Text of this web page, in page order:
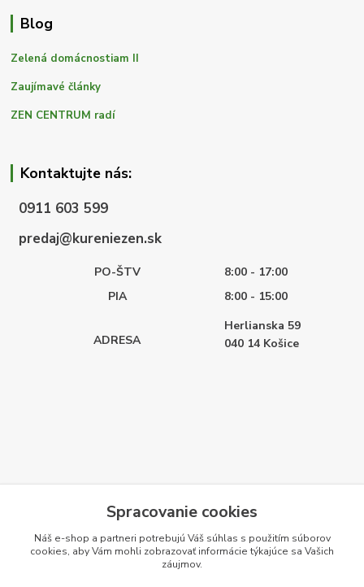
Blog
Zelená domácnostiam II
Zaujímavé články
ZEN CENTRUM radí
Kontaktujte nás:
0911 603 599
predaj@kureniezen.sk
PO-ŠTV
8:00 - 17:00
PIA
8:00 - 15:00
ADRESA
Herlianska 59
040 14 Košice
Spracovanie cookies
Náš e-shop a partneri potrebujú Váš súhlas s použitím súborov
cookies, aby Vám mohli zobrazovať informácie týkajúce sa Vašich
záujmov.